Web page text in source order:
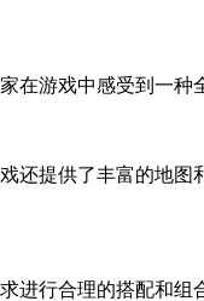
在游戏中感受到一种
还提供了丰富的地图
进行合理的搭配和组